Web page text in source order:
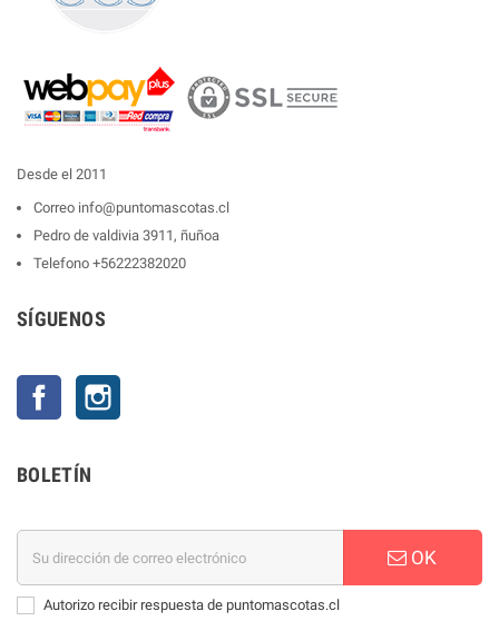
Desde el 2011
Correo info@puntomascotas.cl
Pedro de valdivia 3911, ñuñoa
Telefono +56222382020
SÍGUENOS
Facebook
BOLETÍN
OK
Autorizo recibir respuesta de puntomascotas.cl